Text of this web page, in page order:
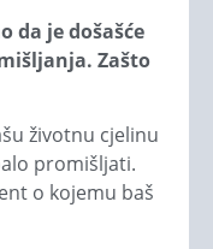
da je došašće
Zašto
životnu cjelinu
promišljati.
o kojemu baš